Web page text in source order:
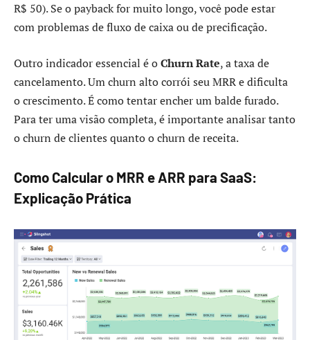
R$ 50). Se o payback for muito longo, você pode estar
com problemas de fluxo de caixa ou de precificação.
Outro indicador essencial é oChurn Rate, a taxa de
cancelamento. Um churn alto corrói seu MRR e dificulta
o crescimento. É como tentar encher um balde furado.
Para ter uma visão completa, é importante analisar tanto
o churn de clientes quanto o churn de receita.
Como Calcular o MRR e ARR para SaaS:
Explicação Prática